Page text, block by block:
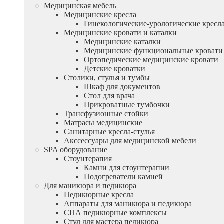
Медицинская мебель
Медицинские кресла
Гинекологические-урологические
Медицинские кровати и каталки
Медицинские каталки
Медицинские функциональные кровати
Ортопедические медицинские кровати
Детские кроватки
Столики, стулья и тумбы
Шкаф для документов
Стол для врача
Прикроватные тумбочки
Трансфузионные стойки
Матрасы медицинские
Санитарные кресла-стулья
Акссессуары для медицинской мебели
SPA оборудование
Стоунтерапия
Камни для стоунтерапии
Подогреватели камней
Для маникюра и педикюра
Педикюрные кресла
Аппараты для маникюра и педикюра
СПА педикюрные комплексы
Стул для мастера педикюра